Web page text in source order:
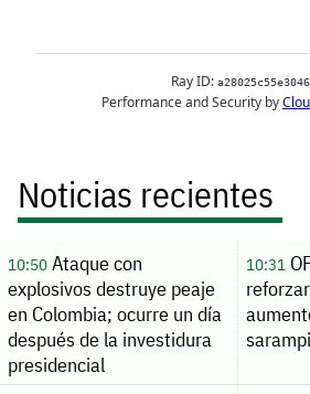
Noticias recientes
10:50Ataque con
explosivos destruye peaje
en Colombia; ocurre un día
después de la investidura
presidencial
10:31